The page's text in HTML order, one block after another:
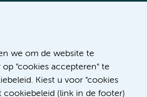
we om de website te
"cookies accepteren" te
Kiest u voor "cookies
cookiebeleid (link in de footer)